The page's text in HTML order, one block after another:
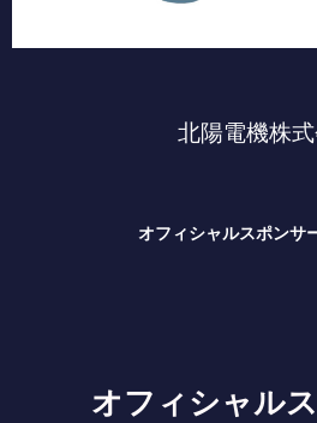
北陽電機株
オフィシャルスポンサ
オフィシャル